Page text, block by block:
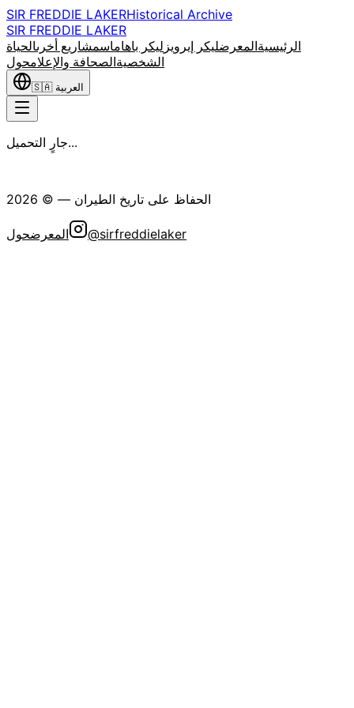
SIR FREDDIE LAKERHistorical Archive
SIR FREDDIE LAKER
الرئيسيةالمعرضليكر إيرويز ليكر باهاماسمشاريع أخرىالحياة
الشخصيةالصحافة والإعلامحول
🇸🇦 العربية
جارٍ التحميل...
الحفاظ على تاريخ الطيران — ©
2026
المعرضحول @sirfreddielaker